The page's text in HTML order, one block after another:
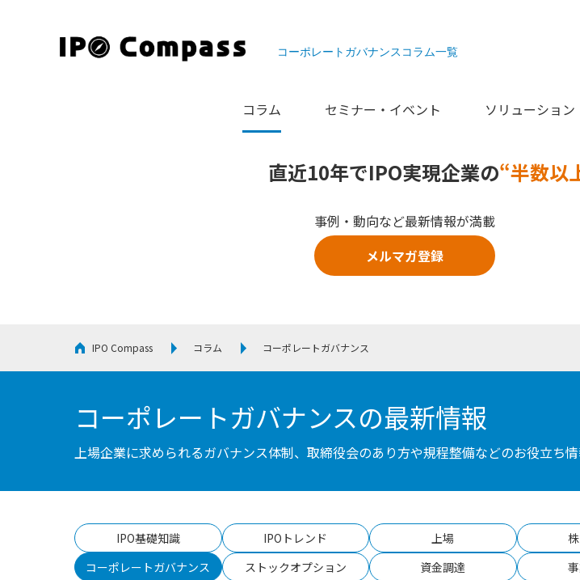
コーポレートガバナンスコラム一覧
コラム セミナー・イベント ソリューション
直近10年でIPO実現企業の“半数以
事例・動向など最新情報が満載
メルマガ登録
IPO Compass コラム コーポレートガバナンス
コーポレートガバナンスの最新情報
上場企業に求められるガバナンス体制、取締役会のあり方や規程整備などのお役立ち情
IPO基礎知識 IPOトレンド 上場
コーポレートガバナンス
ストックオプション 資金調達